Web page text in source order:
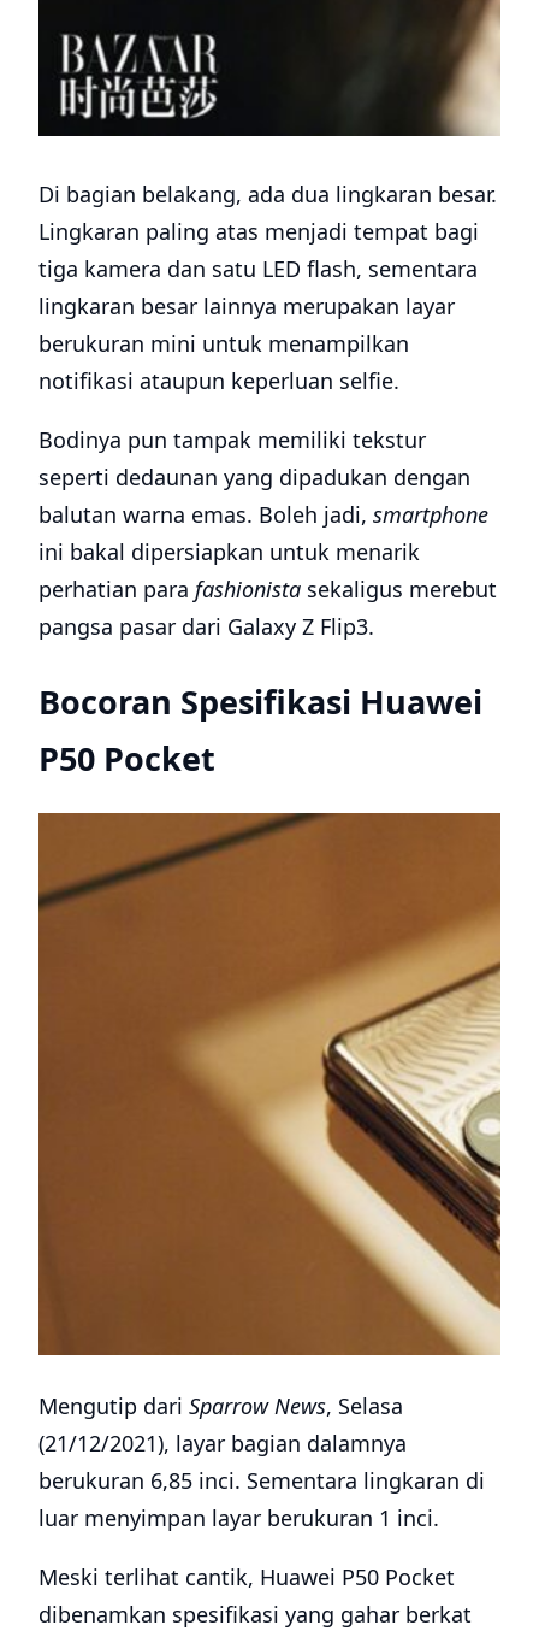
Di bagian belakang, ada dua lingkaran besar.
Lingkaran paling atas menjadi tempat bagi
tiga kamera dan satu LED flash, sementara
lingkaran besar lainnya merupakan layar
berukuran mini untuk menampilkan
notifikasi ataupun keperluan selfie.
Bodinya pun tampak memiliki tekstur
seperti dedaunan yang dipadukan dengan
balutan warna emas. Boleh jadi, smartphone
ini bakal dipersiapkan untuk menarik
perhatian para fashionista sekaligus merebut
pangsa pasar dari Galaxy Z Flip3.
Bocoran Spesifikasi Huawei
P50 Pocket
Mengutip dari Sparrow News, Selasa
(21/12/2021), layar bagian dalamnya
berukuran 6,85 inci. Sementara lingkaran di
luar menyimpan layar berukuran 1 inci.
Meski terlihat cantik, Huawei P50 Pocket
dibenamkan spesifikasi yang gahar berkat